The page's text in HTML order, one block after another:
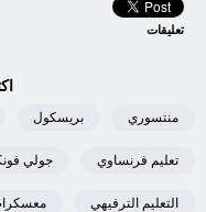
تعليقات
منتسوري بريسكول
تعليم فرنساوي جولي
التعليم الترفيهي